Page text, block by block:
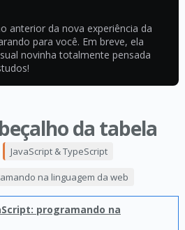
anterior da nova experiência da
para você. Em breve, ela
novinha totalmente pensada
da tabela
JavaScript & TypeScript
na linguagem da web
programando na